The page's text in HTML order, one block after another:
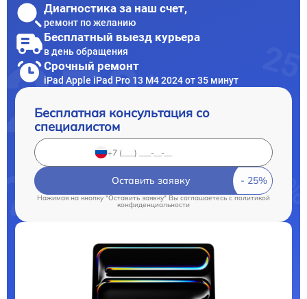
Диагностика за наш счет,
ремонт по желанию
Бесплатный выезд курьера
в день обращения
Срочный ремонт
iPad Apple iPad Pro 13 M4 2024 от 35 минут
Бесплатная консультация со
специалистом
Оставить заявку
Нажимая на кнопку "Оставить заявку" Вы соглашаетесь cполитикой
конфиденциальности